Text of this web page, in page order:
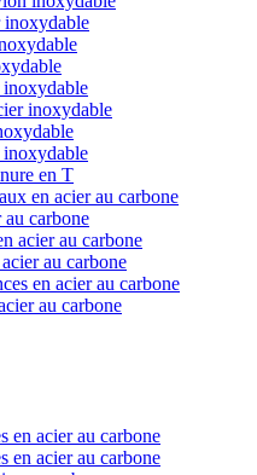
inoxydable
inoxydable
inoxydable
en T
en acier au carbone
au carbone
acier au carbone
au carbone
en acier au carbone
au carbone
en acier au carbone
en acier au carbone